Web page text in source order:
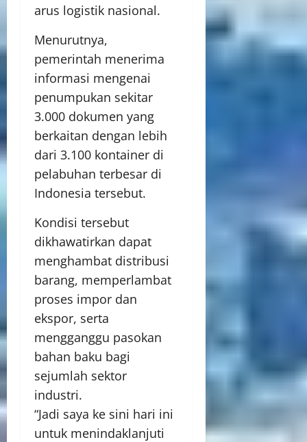
arus logistik nasional.
Menurutnya,
pemerintah menerima
informasi mengenai
penumpukan sekitar
3.000 dokumen yang
berkaitan dengan lebih
dari 3.100 kontainer di
pelabuhan terbesar di
Indonesia tersebut.
Kondisi tersebut
dikhawatirkan dapat
menghambat distribusi
barang, memperlambat
proses impor dan
ekspor, serta
mengganggu pasokan
bahan baku bagi
sejumlah sektor
industri.
“Jadi saya ke sini hari ini
untuk menindaklanjuti